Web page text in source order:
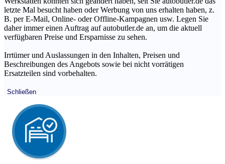
letzte Mal besucht haben oder Werbung von uns erhalten haben, z.
B. per E-Mail, Online- oder Offline-Kampagnen usw. Legen Sie
daher immer einen Auftrag auf autobutler.de an, um die aktuell
verfügbaren Preise und Ersparnisse zu sehen.
Irrtümer und Auslassungen in den Inhalten, Preisen und
Beschreibungen des Angebots sowie bei nicht vorrätigen
Ersatzteilen sind vorbehalten.
Schließen